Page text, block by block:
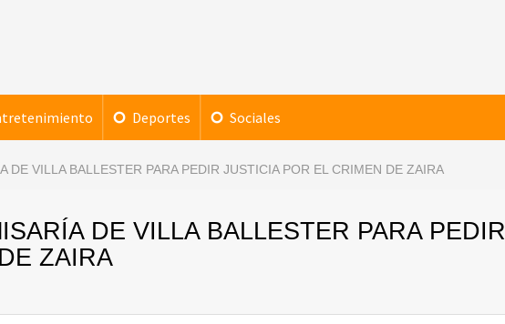
Deportes Sociales
DE VILLA BALLESTER PARA PEDIR JUSTICIA POR EL CRIMEN DE ZAIRA
DE VILLA BALLESTER PARA PEDIR
ZAIRA